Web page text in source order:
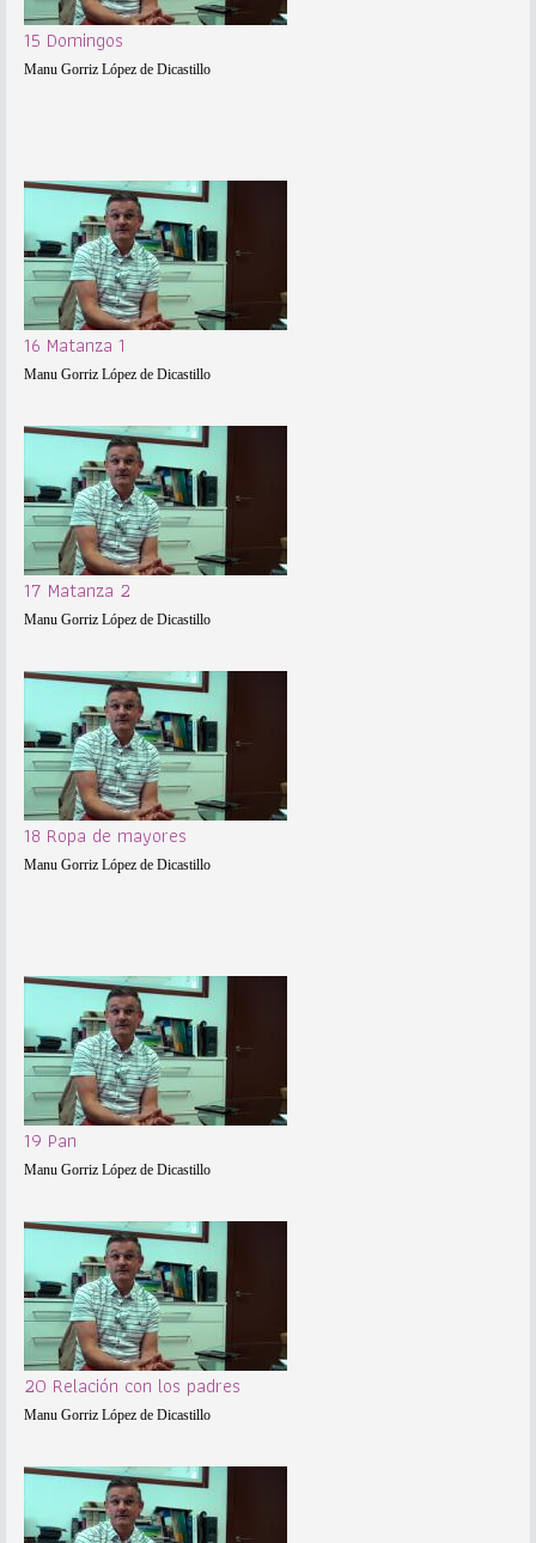
15 Domingos
Manu Gorriz López de Dicastillo
16 Matanza 1
Manu Gorriz López de Dicastillo
17 Matanza 2
Manu Gorriz López de Dicastillo
18 Ropa de mayores
Manu Gorriz López de Dicastillo
19 Pan
Manu Gorriz López de Dicastillo
20 Relación con los padres
Manu Gorriz López de Dicastillo